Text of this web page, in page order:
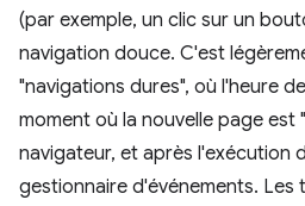
(par exemple, un clic sur un
navigation douce. C'est
"navigations dures", où l'heure
moment où la nouvelle page est
navigateur, et après l'exécution
gestionnaire d'événements. Les